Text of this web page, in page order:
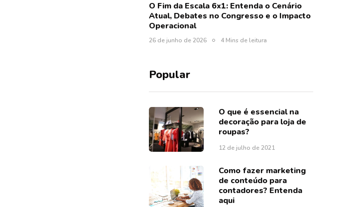
O Fim da Escala 6x1: Entenda o Cenário
Atual, Debates no Congresso e o Impacto
Operacional
26 de junho de 2026 4 Mins de leitura
Popular
O que é essencial na
decoração para loja de
roupas?
12 de julho de 2021
Como fazer marketing
de conteúdo para
contadores? Entenda
aqui